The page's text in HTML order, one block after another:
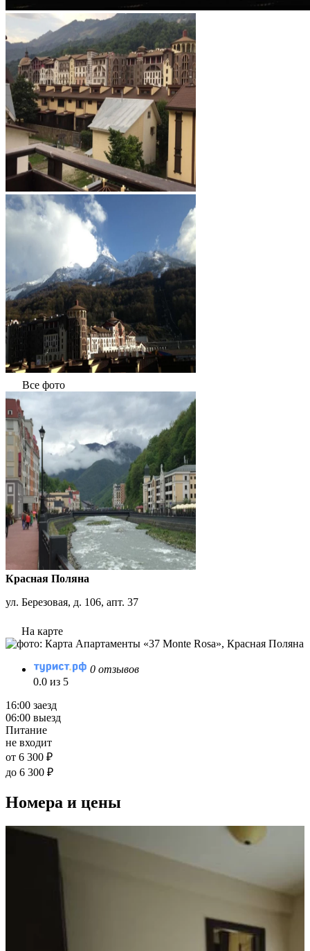
Все фото
Красная Поляна
ул. Березовая, д. 106, апт. 37
На карте
0 отзывов
0.0 из 5
16:00 заезд
06:00 выезд
Питание
не входит
от 6 300 ₽
до 6 300 ₽
Номера и цены